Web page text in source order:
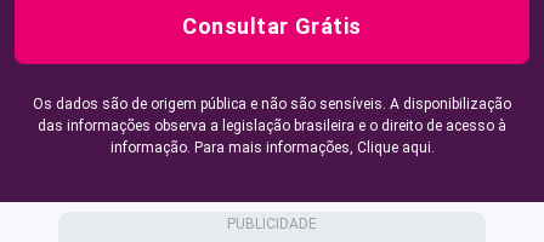
Consultar Grátis
Os dados são de origem pública e não são sensíveis. A disponibilização
das informações observa a legislação brasileira e o direito de acesso à
informação. Para mais informações, Clique aqui.